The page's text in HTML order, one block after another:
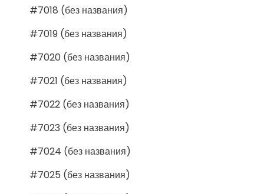
#7018 (без названия)
#7019 (без названия)
#7020 (без названия)
#7021 (без названия)
#7022 (без названия)
#7023 (без названия)
#7024 (без названия)
#7025 (без названия)